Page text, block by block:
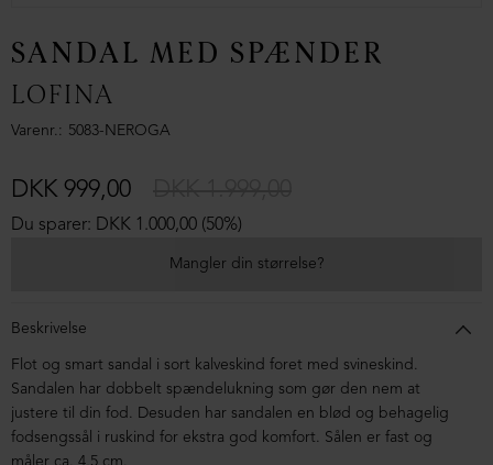
SANDAL MED SPÆNDER
LOFINA
Varenr. 5083-NEROGA
Du sparer: DKK 1.000,00 (50%)
DKK 999,00
Mangler din størrelse?
Beskrivelse
Flot og smart sandal i sort kalveskind foret med svineskind.
Sandalen har dobbelt spændelukning som gør den nem at
justere til din fod. Desuden har sandalen en blød og behagelig
fodsengssål i ruskind for ekstra god komfort. Sålen er fast og